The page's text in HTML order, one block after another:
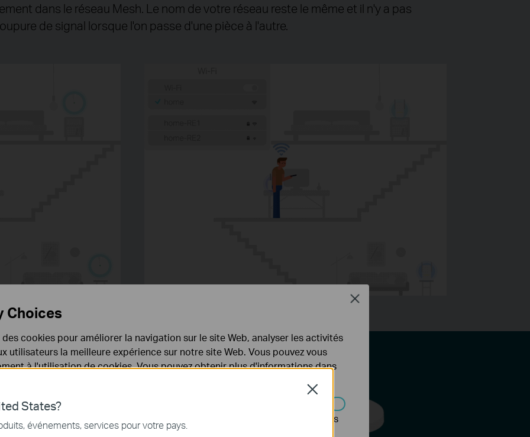
dans le réseau Mesh. Le nom de votre réseau reste le même et il n'y a pas
de signal lorsque l'on passe d'une pièce à l'autre.
à
States?
événements, services pour votre pays.
Close
Choices
cookies pour améliorer la navigation sur le site Web, analyser les activités
utilisateurs la meilleure expérience sur notre site Web. Vous pouvez vous
à l'utilisation de cookies. Vous pouvez obtenir plus d'informations dans
au fonctionnement du site Web et ne peuvent pas être désactivés
Close